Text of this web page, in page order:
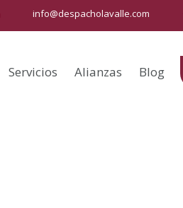
info@despacholavalle.com
Servicios Alianzas Blog